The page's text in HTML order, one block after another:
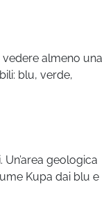
vedere almeno una
blu, verde,
Un’area geologica
Kupa dai blu e